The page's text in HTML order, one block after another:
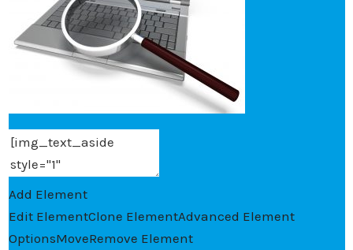
Add Element
Edit ElementClone ElementAdvanced Element
OptionsMoveRemove Element